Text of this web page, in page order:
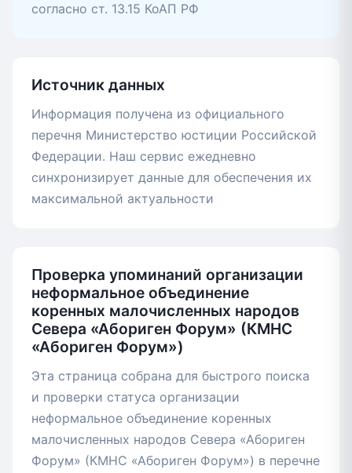
согласно ст. 13.15 КоАП РФ
Источник данных
Информация получена из официального
перечня Министерство юстиции Российской
Федерации. Наш сервис ежедневно
синхронизирует данные для обеспечения их
максимальной актуальности
Проверка упоминаний организации
неформальное объединение
коренных малочисленных народов
Севера «Абориген Форум» (КМНС
«Абориген Форум»)
Эта страница собрана для быстрого поиска
и проверки статуса организации
неформальное объединение коренных
малочисленных народов Севера «Абориген
Форум» (КМНС «Абориген Форум») в перечне